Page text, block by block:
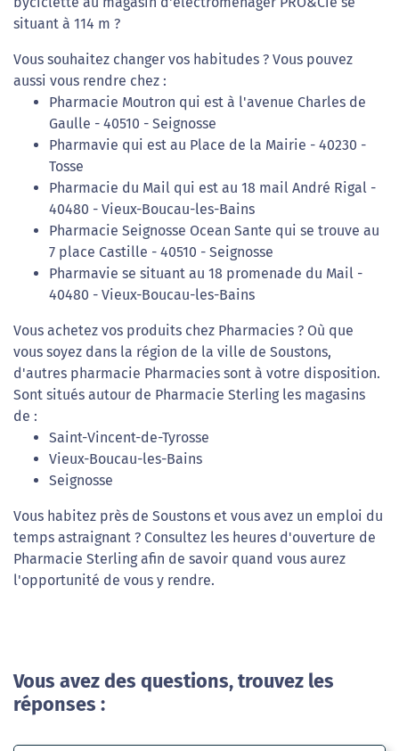
situant à 114 m ?
Vous souhaitez changer vos habitudes ? Vous pouvez
aussi vous rendre chez :
Pharmacie Moutron qui est à l'avenue Charles de
Gaulle - 40510 - Seignosse
Pharmavie qui est au Place de la Mairie - 40230 -
Tosse
Pharmacie du Mail qui est au 18 mail André Rigal -
40480 - Vieux-Boucau-les-Bains
Pharmacie Seignosse Ocean Sante qui se trouve au
7 place Castille - 40510 - Seignosse
Pharmavie se situant au 18 promenade du Mail -
40480 - Vieux-Boucau-les-Bains
Vous achetez vos produits chez Pharmacies ? Où que
vous soyez dans la région de la ville de Soustons,
d'autres pharmacie Pharmacies sont à votre disposition.
Sont situés autour de Pharmacie Sterling les magasins
de :
Saint-Vincent-de-Tyrosse
Vieux-Boucau-les-Bains
Seignosse
Vous habitez près de Soustons et vous avez un emploi du
temps astraignant ? Consultez les heures d'ouverture de
Pharmacie Sterling afin de savoir quand vous aurez
l'opportunité de vous y rendre.
Vous avez des questions, trouvez les
réponses :